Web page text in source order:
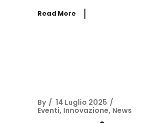
Read More
By
14 Luglio 2025
Eventi, Innovazione, News